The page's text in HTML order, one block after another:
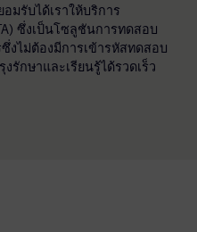
มรับได้เราให้บริการ
ซึ่งเป็นโซลูชันการทดสอบ
งไม่ต้องมีการเข้ารหัสทดสอบ
รักษาและเรียนรู้ได้รวดเร็ว